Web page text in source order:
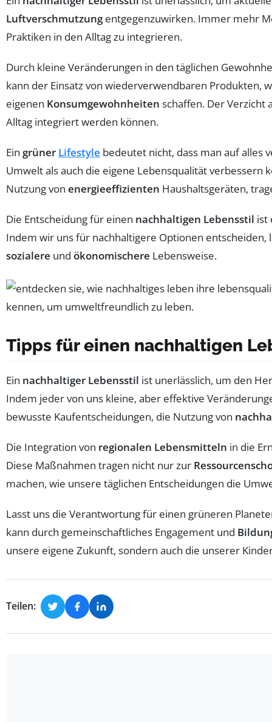
Luftverschmutzungentgegenzuwirken. Immer mehr
Praktiken in den Alltag zu integrieren.
Durch kleine Veränderungen in den täglichen
kann der Einsatz von wiederverwendbaren Produkten,
eigenen Konsumgewohnheiten schaffen. Der Verzicht
Alltag integriert werden können.
Ein grüner Lifestyle bedeutet nicht, dass man auf alles
Umwelt als auch die eigene Lebensqualität
Nutzung von energieeffizienten Haushaltsgeräten,
Die Entscheidung für einen nachhaltigen Lebensstil ist
Indem wir uns für nachhaltigere Optionen
sozialere und ökonomischere Lebensweise.
Tipps für einen nachhaltigen
Ein nachhaltiger Lebensstil ist unerlässlich, um den
Indem jeder von uns kleine, aber effektive
bewusste Kaufentscheidungen, die Nutzung von
Die Integration von regionalen Lebensmitteln in die
Diese Maßnahmen tragen nicht nur zur
machen, wie unsere täglichen Entscheidungen die
Lasst uns die Verantwortung für einen grüneren
kann durch gemeinschaftliches Engagement und
unsere eigene Zukunft, sondern auch die unserer
Teilen: